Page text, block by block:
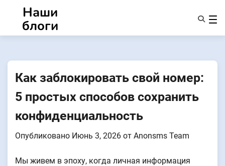
Перейти
содержанию
Наши
блоги
О Нас
Как заблокировать свой номер:
5 простых способов сохранить
конфиденциальность
Опубликовано Июнь 3, 2026 от Anonsms Team
Мы живем в эпоху, когда личная информация